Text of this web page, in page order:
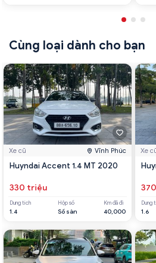
Cùng loại dành cho bạn
Xe cũ Vĩnh Phúc
Huyndai Accent 1.4 MT 2020
330 triệu
Dung tích
1.4
Hộp số
Số sàn
Km đã đi
40,000
Xe
Dung
1.6